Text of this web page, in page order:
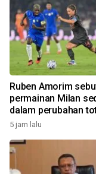
Ruben Amorim
permainan Milan
dalam perubahan
5 jam lalu